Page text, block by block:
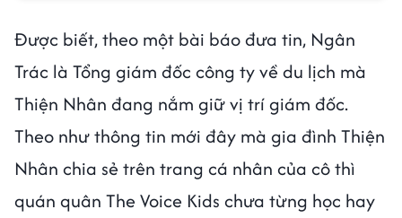
Được biết, theo một bài báo đưa tin, Ngân
Trác là Tổng giám đốc công ty về du lịch mà
Thiện Nhân đang nắm giữ vị trí giám đốc.
Theo như thông tin mới đây mà gia đình Thiện
Nhân chia sẻ trên trang cá nhân của cô thì
quán quân The Voice Kids chưa từng học hay